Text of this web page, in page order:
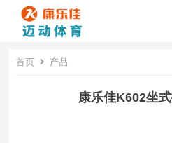
首页 产品
康乐佳K602坐